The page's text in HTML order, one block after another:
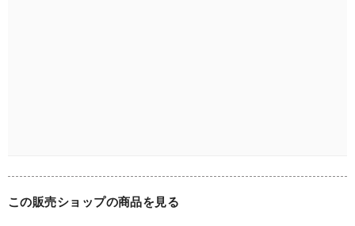
この販売ショップの商品を見る